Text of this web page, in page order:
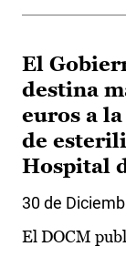
El
destina
euros a
de
Hospital
30 de
El DOCM